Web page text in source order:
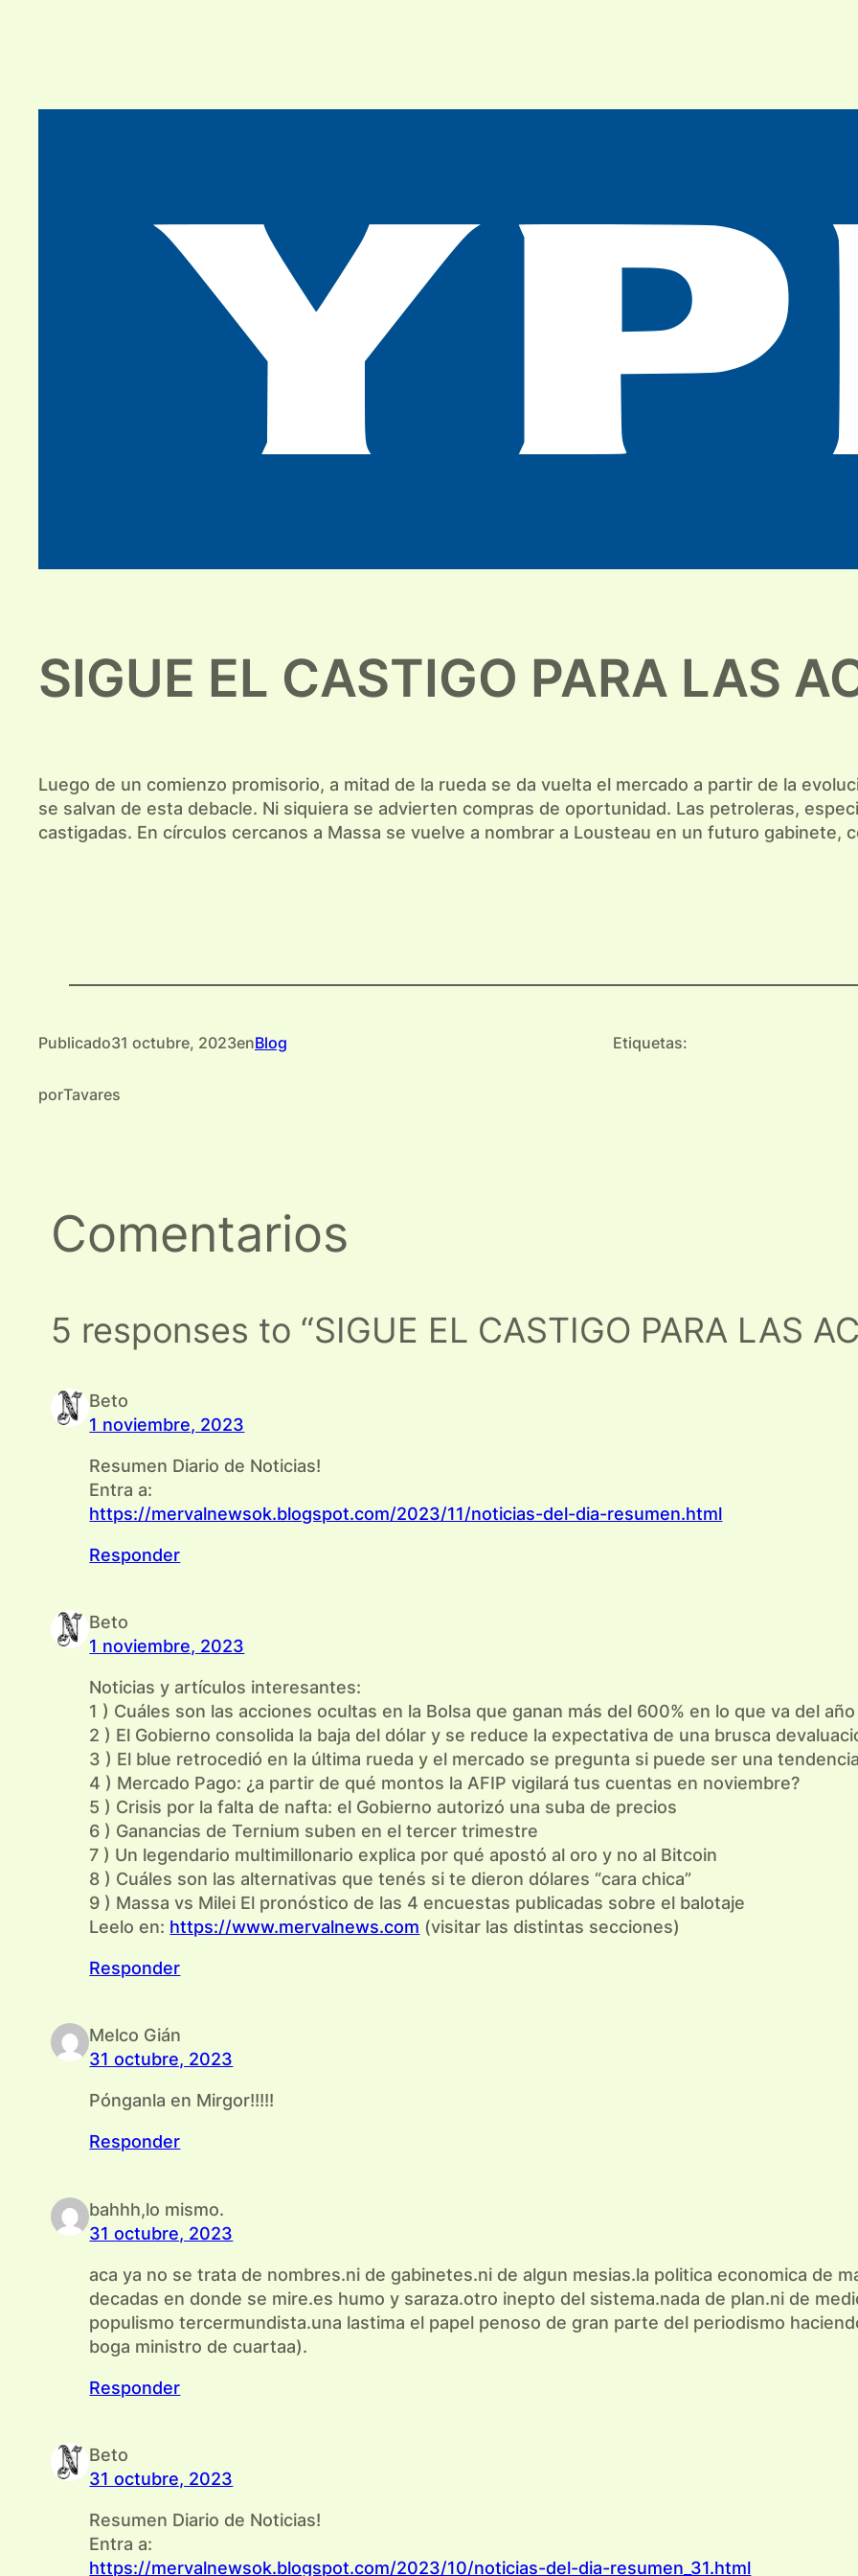
SIGUE EL CASTIGO PARA LAS
Luego de un comienzo promisorio, a mitad de la rueda se da vuelta el mercado a partir de la
se salvan de esta debacle. Ni siquiera se advierten compras de oportunidad. Las petroleras,
castigadas. En círculos cercanos a Massa se vuelve a nombrar a Lousteau en un futuro gabinete,
Publicado31 octubre, 2023enBlog
porTavares
Etiquetas:
Comentarios
5 responses to “SIGUE EL CASTIGO PARA LAS
Beto
1 noviembre, 2023
Resumen Diario de Noticias!
Entra a:
https://mervalnewsok.blogspot.com/2023/11/noticias-del-dia-resumen.html
Responder
Beto
1 noviembre, 2023
Noticias y artículos interesantes:
1 ) Cuáles son las acciones ocultas en la Bolsa que ganan más del 600% en lo que va del año
2 ) El Gobierno consolida la baja del dólar y se reduce la expectativa de una brusca
3 ) El blue retrocedió en la última rueda y el mercado se pregunta si puede ser una tendencia
4 ) Mercado Pago: ¿a partir de qué montos la AFIP vigilará tus cuentas en noviembre?
5 ) Crisis por la falta de nafta: el Gobierno autorizó una suba de precios
6 ) Ganancias de Ternium suben en el tercer trimestre
7 ) Un legendario multimillonario explica por qué apostó al oro y no al Bitcoin
8 ) Cuáles son las alternativas que tenés si te dieron dólares “cara chica”
9 ) Massa vs Milei El pronóstico de las 4 encuestas publicadas sobre el balotaje
Leelo en: https://www.mervalnews.com (visitar las distintas secciones)
Responder
Melco Gián
31 octubre, 2023
Pónganla en Mirgor!!!!!
Responder
bahhh,lo mismo.
31 octubre, 2023
aca ya no se trata de nombres.ni de gabinetes.ni de algun mesias.la politica economica de
decadas en donde se mire.es humo y saraza.otro inepto del sistema.nada de plan.ni de
populismo tercermundista.una lastima el papel penoso de gran parte del periodismo
boga ministro de cuartaa).
Responder
Beto
31 octubre, 2023
Resumen Diario de Noticias!
Entra a:
https://mervalnewsok.blogspot.com/2023/10/noticias-del-dia-resumen_31.html